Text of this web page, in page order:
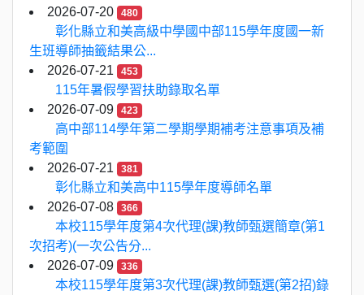
2026-07-20
480
彰化縣立和美高級中學國中部115學年度國一新
生班導師抽籤結果公...
2026-07-21
453
115年暑假學習扶助錄取名單
2026-07-09
423
高中部114學年第二學期學期補考注意事項及補
考範圍
2026-07-21
381
彰化縣立和美高中115學年度導師名單
2026-07-08
366
本校115學年度第4次代理(課)教師甄選簡章(第1
次招考)(一次公告分...
2026-07-09
336
本校115學年度第3次代理(課)教師甄選(第2招)錄